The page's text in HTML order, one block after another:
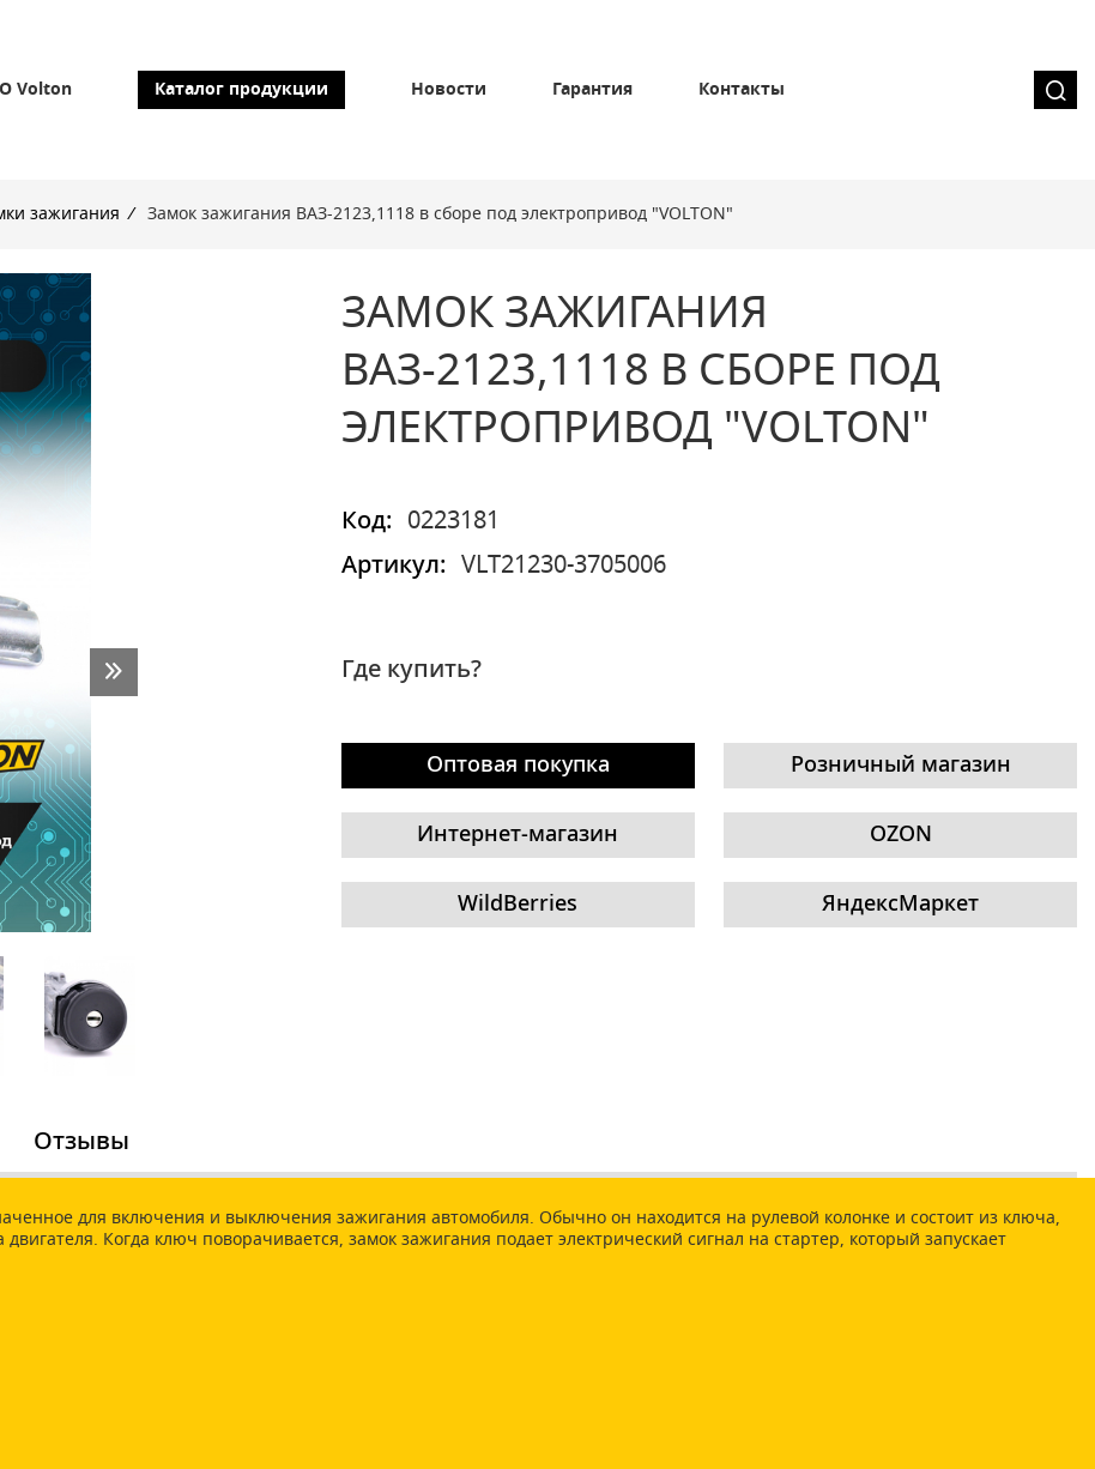
О Volton Каталог продукции Новости Гарантия Контакты
зажигания / Замок зажигания ВАЗ-2123,1118 в сборе под электропривод "VOLTON"
ЗАМОК ЗАЖИГАНИЯ
ВАЗ-2123,1118 В СБОРЕ ПОД
ЭЛЕКТРОПРИВОД "VOLTON"
Код:
0223181
Артикул:
VLT21230-3705006
Где купить?
Оптовая покупка Розничный магазин
Интернет-магазин OZON
WildBerries ЯндексМаркет
для включения и выключения зажигания автомобиля. Обычно он находится на рулевой колонке и состоит из ключа,
Когда ключ поворачивается, замок зажигания подает электрический сигнал на стартер, который запускает
Отзывы